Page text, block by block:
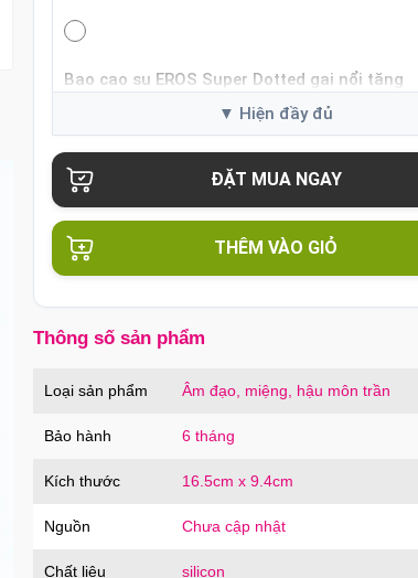
Bao cao su EROS Super Dotted gai nổi tăng
80.000₫
Bao cao su Sure DongKuk Ultra Thin siêu
mỏng chân thật Hàn Quốc
Mã
nổi kích thích
Mã BSD10 60.000₫
trong suốt
THÊM VÀO GIỎ
Thông số sản phẩm
Loại sản phẩm Âm đạo, miệng, hậu môn trần
Bảo hành 6 tháng
Kích thước 16.5cm x 9.4cm
Nguồn Chưa cập nhật
Chất liệu silicon